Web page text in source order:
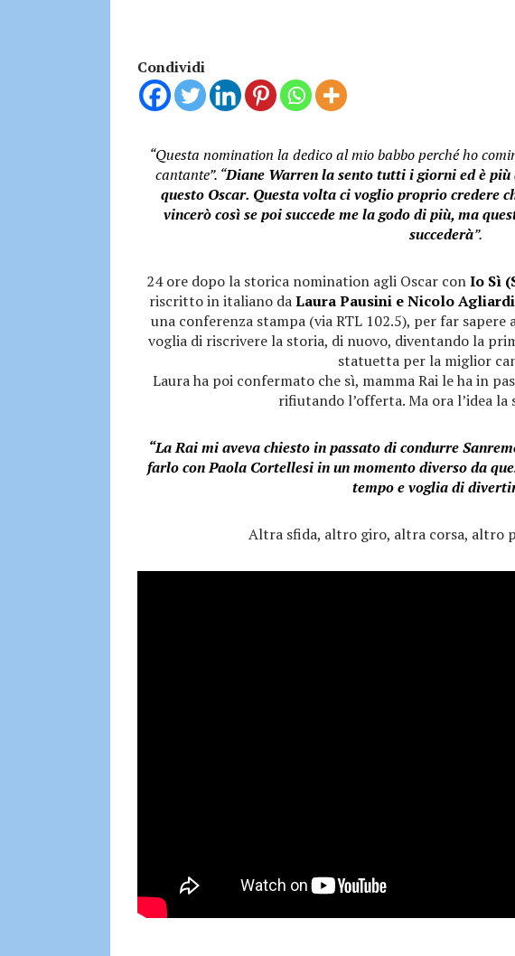
Condividi
“Questa nomination la dedico al mio babbo perché ho
cantante”. “Diane Warren la sento tutti i giorni ed è
questo Oscar. Questa volta ci voglio proprio credere
vincerò così se poi succede me la godo di più, ma
succederà”.
24 ore dopo la storica nomination agli Oscar conIo Sì
riscritto in italiano daLaura Pausini e Nicolo Agliardi
una conferenza stampa (via RTL 102.5), per far
voglia di riscrivere la storia, di nuovo, diventando la
statuetta per la miglior
Laura ha poi confermato che sì, mamma Rai le ha in
rifiutando l’offerta. Ma ora l’idea la
“La Rai mi aveva chiesto in passato di condurre
farlo con Paola Cortellesi in un momento diverso da
tempo e voglia di
Altra sfida, altro giro, altra corsa, altro